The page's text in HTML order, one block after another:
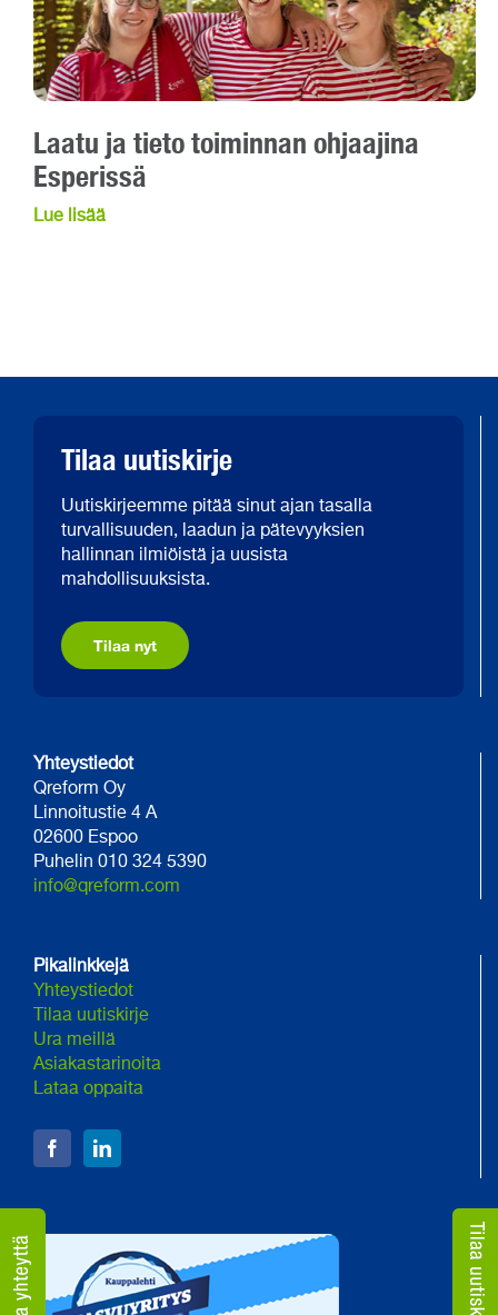
Laatu ja tieto toiminnan ohjaajina
Esperissä
Lue lisää
Tilaa uutiskirje
Uutiskirjeemme pitää sinut ajan tasalla
turvallisuuden, laadun ja pätevyyksien
hallinnan ilmiöistä ja uusista
mahdollisuuksista.
Tilaa nyt
Yhteystiedot
Qreform Oy
Linnoitustie 4 A
02600 Espoo
Puhelin 010 324 5390
info@qreform.com
Pikalinkkejä
Yhteystiedot
Tilaa uutiskirje
Ura meillä
Asiakastarinoita
Lataa oppaita